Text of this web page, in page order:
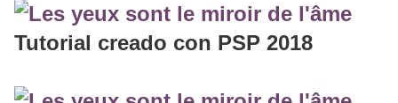
Tutorial creado con PSP 2018